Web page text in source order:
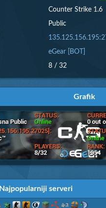
Counter Strike 1.6
Public
eGear [BOT]
8 / 32
Grafik
Najpopularniji serveri